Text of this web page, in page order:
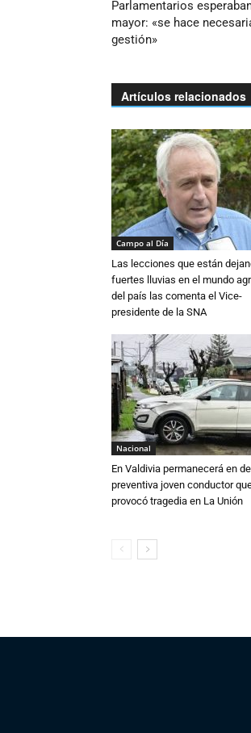
Parlamentarios
mayor: «se hace
gestión»
Artículos relacionados
Campo al Día
Las lecciones que están
fuertes lluvias en el mundo
del país las comenta el Vice-
presidente de la SNA
Nacional
En Valdivia permanecerá en
preventiva joven conductor
provocó tragedia en La Unión